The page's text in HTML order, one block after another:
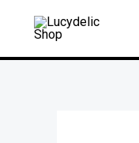
contenu